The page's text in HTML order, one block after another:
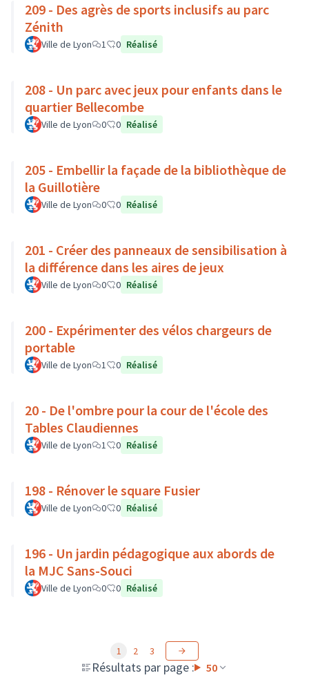
209 - Des agrès de sports inclusifs au parc
Zénith
Ville de Lyon 1 0 Réalisé
208 - Un parc avec jeux pour enfants dans le
quartier Bellecombe
Ville de Lyon 0 0 Réalisé
205 - Embellir la façade de la bibliothèque de
la Guillotière
Ville de Lyon 0 0 Réalisé
201 - Créer des panneaux de sensibilisation à
la différence dans les aires de jeux
Ville de Lyon 0 0 Réalisé
200 - Expérimenter des vélos chargeurs de
portable
Ville de Lyon 1 0 Réalisé
20 - De l'ombre pour la cour de l'école des
Tables Claudiennes
Ville de Lyon 1 0 Réalisé
198 - Rénover le square Fusier
Ville de Lyon 0 0 Réalisé
196 - Un jardin pédagogique aux abords de
la MJC Sans-Souci
Ville de Lyon 0 0 Réalisé
Résultats par page : 50
1 2 3